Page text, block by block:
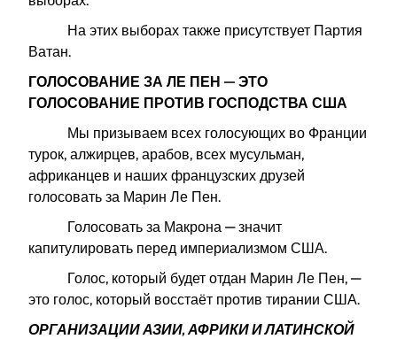
На этих выборах также присутствует Партия
Ватан.
ГОЛОСОВАНИЕ ЗА ЛЕ ПЕН — ЭТО
ГОЛОСОВАНИЕ ПРОТИВ ГОСПОДСТВА США
Мы призываем всех голосующих во Франции
турок, алжирцев, арабов, всех мусульман,
африканцев и наших французских друзей
голосовать за Марин Ле Пен.
Голосовать за Макрона — значит
капитулировать перед империализмом США.
Голос, который будет отдан Марин Ле Пен, —
это голос, который восстаёт против тирании США.
ОРГАНИЗАЦИИ АЗИИ, АФРИКИ И ЛАТИНСКОЙ